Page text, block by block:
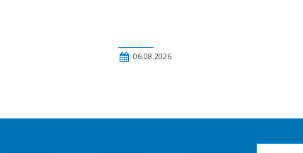
06.08.2026